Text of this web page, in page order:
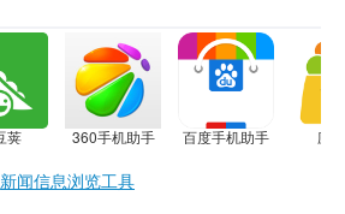
荚 360手机助手 百度手机助手 应
新闻信息浏览工具